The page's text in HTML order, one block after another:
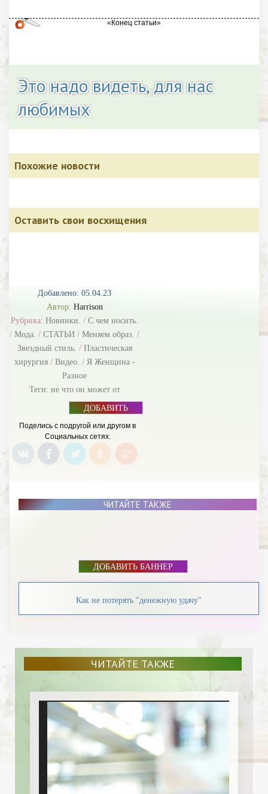
Добавлено: 05.04.23
Автор: Harrison
Рубрика: Новинки. / С чем носить.
/ Мода. / СТАТЬИ / Меняем образ. /
Звездный стиль. / Пластическая
хирургия/ Видео. / Я Женщина -
Разное
Теги: не что он может от
ДОБАВИТЬ
Поделись с подругой или другом в
Социальных сетях.
Это надо видеть, для нас
любимых
Похожие новости
Оставить свои восхищения
ЧИТАЙТЕ ТАКЖЕ
ДОБАВИТЬ БАННЕР
Как не потерять "денежную удачу"
ЧИТАЙТЕ ТАКЖЕ